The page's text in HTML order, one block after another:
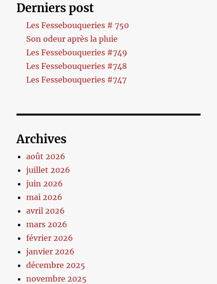
Derniers post
Les Fessebouqueries # 750
Son odeur après la pluie
Les Fessebouqueries #749
Les Fessebouqueries #748
Les Fessebouqueries #747
Archives
août 2026
juillet 2026
juin 2026
mai 2026
avril 2026
mars 2026
février 2026
janvier 2026
décembre 2025
novembre 2025